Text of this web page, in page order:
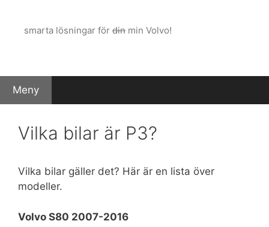
innehåll
smarta lösningar för din min Volvo!
Meny
Vilka bilar är P3?
Vilka bilar gäller det? Här är en lista över
modeller.
Volvo S80 2007-2016